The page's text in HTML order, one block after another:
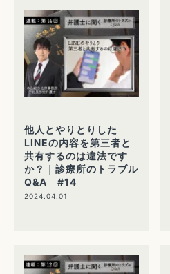
他人とやりとりした
LINEの内容を第三者と
共有するのは違法です
か？｜診療所のトラブル
Q&A #14
2024.04.01